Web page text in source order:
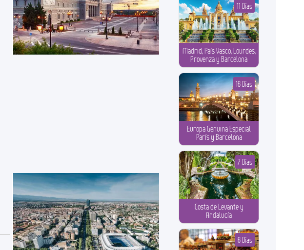
Madrid, País Vasco, Lourdes,
Provenza y Barcelona
11 Días
Europa Genuina Especial
París y Barcelona
16 Días
Costa de Levante y
Andalucía
7 Días
6 Días